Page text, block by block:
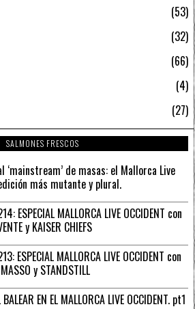
53
32
66
4
27
SALMONES FRESCOS
‘mainstream’ de masas: el Mallorca Live
más mutante y plural.
ESPECIAL MALLORCA LIVE OCCIDENT con
y KAISER CHIEFS
ESPECIAL MALLORCA LIVE OCCIDENT con
y STANDSTILL
EN EL MALLORCA LIVE OCCIDENT. pt1